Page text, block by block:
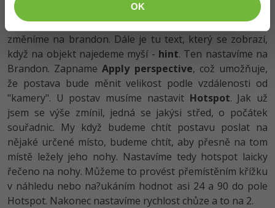
OK
Nakonec se přesuneme do první záložky
Name
(jméno postavy pro engine - bez mezer a diakritiky)
změníme na brandon. Dále je tu text, který se zobrazí,
když na objekt najedeme myší - hint. Ten nastavíme na
Brandon. ZapnameApply perspective, což umožňuje,
že postava bude měnit velikost podle vzdálenosti od
"kamery". U postav musíme nastavit Hotspot. Jak už
jsem se výše zmínil, jedná se jakýsi střed, o počátek
souřadnic. My když budeme chtít postavu poslat na
nějaké určené místo, budeme chtít, aby přesně na tom
místě ležely jeho nohy. Nastavíme tedy hotspot laicky
řečeno na nohy. Můžeme to provést přemístěním křížku
v náhledu nebo na?ukáním hodnot asi 24 a 90 do pole
Hotspot. Nakonec nastavíme rychlost chůze a to na 2.